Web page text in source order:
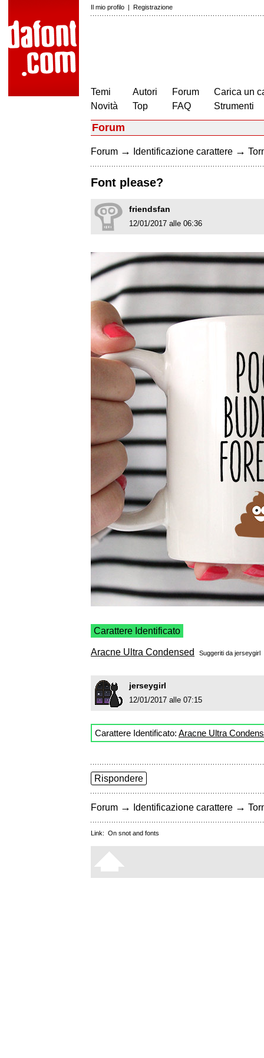
Il mio profilo | Registrazione
Temi
Novità
Autori
Top
Forum
FAQ
Carica un
Strumenti
Forum
Forum → Identificazione carattere →
Font please?
friendsfan
12/01/2017 alle 06:36
Carattere Identificato
Aracne Ultra Condensed Suggeriti da jerseygirl
jerseygirl
12/01/2017 alle 07:15
Carattere Identificato: Aracne Ultra
Rispondere
Forum → Identificazione carattere →
Link: On snot and fonts